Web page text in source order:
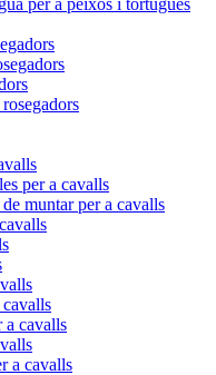
per a peixos i tortugues
per a cavalls
muntar per a cavalls
a cavalls
a cavalls